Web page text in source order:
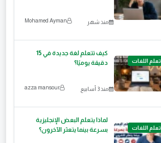
منذ شهر Mohamed Ayman
تعلم اللغات
كيف تتعلم لغة جديدة في 15
دقيقة يوميًا؟
منذ 3 أسابيع azza mansour
تعلم اللغات
لماذا يتعلم البعض الإنجليزية
بسرعة بينما يتعثر الآخرون؟